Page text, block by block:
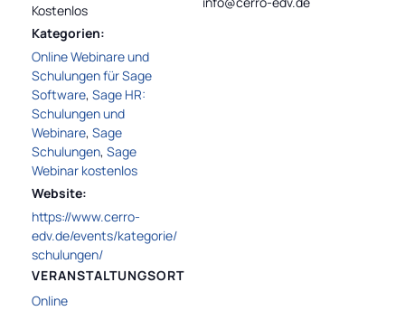
Kostenlos
Kategorien:
Online Webinare und
Schulungen für Sage
Software, Sage HR:
Schulungen und
Webinare, Sage
Schulungen, Sage
Webinar kostenlos
Website:
https://www.cerro-
edv.de/events/kategorie/
schulungen/
VERANSTALTUNGSORT
Online